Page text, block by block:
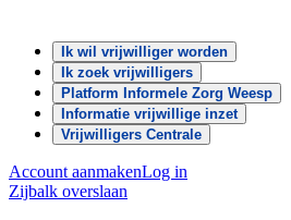
Ik wil vrijwilliger worden
Ik zoek vrijwilligers
Platform Informele Zorg Weesp
Informatie vrijwillige inzet
Vrijwilligers Centrale
Account aanmakenLog in
Zijbalk overslaan